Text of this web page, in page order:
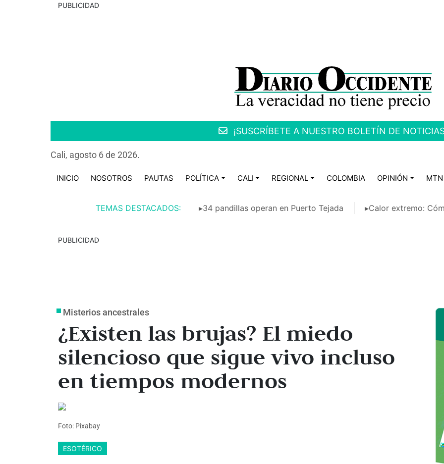
PUBLICIDAD
¡SUSCRÍBETE A NUESTRO BOLETÍN DE
Cali, agosto 6 de 2026.
INICIO NOSOTROS PAUTAS POLÍTICA CALI REGIONAL COLOMBIA OPINIÓN MTN
TEMAS DESTACADOS: ▸34 pandillas operan en Puerto Tejada ▸Calor extremo:
PUBLICIDAD
Misterios ancestrales
¿Existen las brujas? El miedo
silencioso que sigue vivo incluso
en tiempos modernos
Foto: Pixabay
ESOTÉRICO